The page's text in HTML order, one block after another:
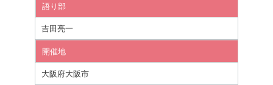
語り部
吉田亮一
開催地
大阪府大阪市